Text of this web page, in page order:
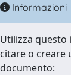
Informazioni
Utilizza
citare o creare
documento: